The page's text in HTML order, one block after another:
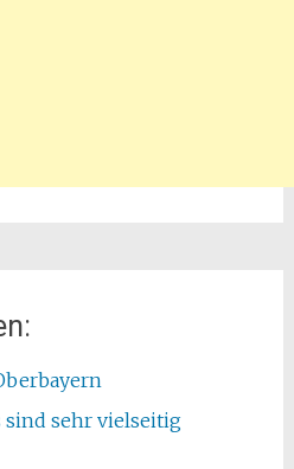
sind sehr vielseitig